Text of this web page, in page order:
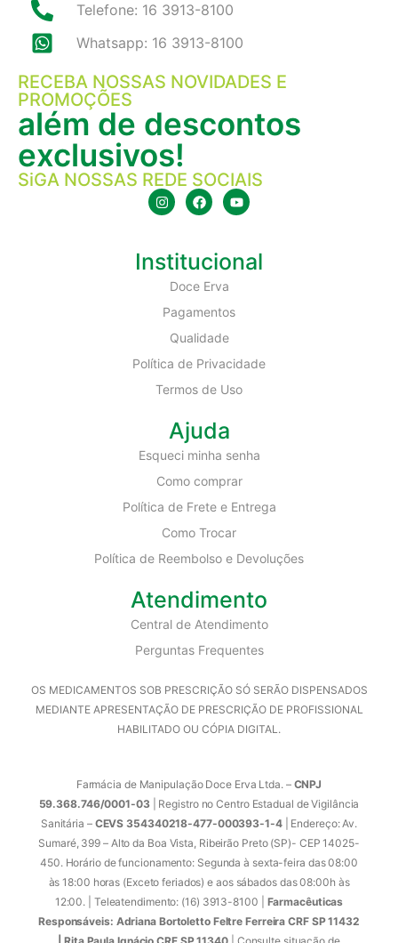
Telefone: 16 3913-8100
Whatsapp: 16 3913-8100
RECEBA NOSSAS NOVIDADES E
PROMOÇÕES
além de descontos
exclusivos!
SiGA NOSSAS REDE SOCIAIS
Institucional
Doce Erva
Pagamentos
Qualidade
Política de Privacidade
Termos de Uso
Ajuda
Esqueci minha senha
Como comprar
Política de Frete e Entrega
Como Trocar
Política de Reembolso e Devoluções
Atendimento
Central de Atendimento
Perguntas Frequentes
OS MEDICAMENTOS SOB PRESCRIÇÃO SÓ SERÃO DISPENSADOS
MEDIANTE APRESENTAÇÃO DE PRESCRIÇÃO DE PROFISSIONAL
HABILITADO OU CÓPIA DIGITAL.
Farmácia de Manipulação Doce Erva Ltda. – CNPJ
59.368.746/0001-03| Registro no Centro Estadual de Vigilância
Sanitária –CEVS 354340218-477-000393-1-4| Endereço: Av.
Sumaré, 399 – Alto da Boa Vista, Ribeirão Preto (SP)- CEP 14025-
450. Horário de funcionamento: Segunda à sexta-feira das 08:00
às 18:00 horas (Exceto feriados) e aos sábados das 08:00h às
12:00. | Teleatendimento: (16) 3913-8100 | Farmacêuticas
Responsáveis: Adriana Bortoletto Feltre Ferreira CRF SP 11432